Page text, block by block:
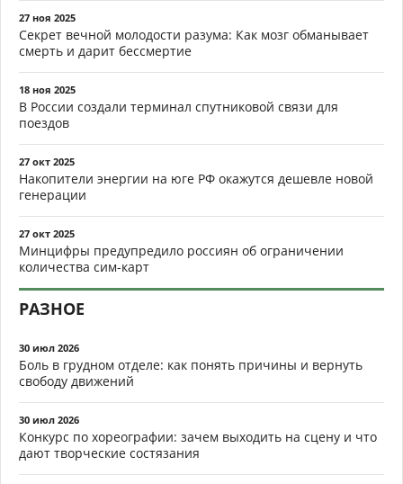
27 ноя 2025
Секрет вечной молодости разума: Как мозг обманывает
смерть и дарит бессмертие
18 ноя 2025
В России создали терминал спутниковой связи для
поездов
27 окт 2025
Накопители энергии на юге РФ окажутся дешевле новой
генерации
27 окт 2025
Минцифры предупредило россиян об ограничении
количества сим-карт
РАЗНОЕ
30 июл 2026
Боль в грудном отделе: как понять причины и вернуть
свободу движений
30 июл 2026
Конкурс по хореографии: зачем выходить на сцену и что
дают творческие состязания